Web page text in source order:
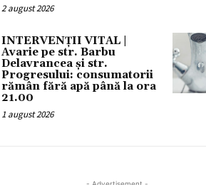
2 august 2026
INTERVENȚII VITAL |
Avarie pe str. Barbu
Delavrancea și str.
Progresului: consumatorii
rămân fără apă până la ora
21.00
1 august 2026